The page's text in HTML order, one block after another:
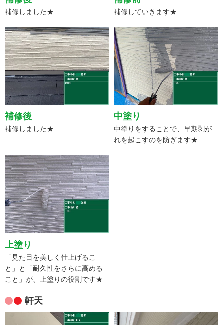
補修しました★ 補修していきます★
補修後
補修しました★
中塗り
中塗りをすることで、早期剥が
れを起こすのを防ぎます★
上塗り
「見た目を美しく仕上げるこ
と」と「耐久性をさらに高める
こと」が、上塗りの役割です★
軒天